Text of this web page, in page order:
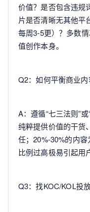
价值？是否包含违规
片是否清晰无其他平
每周3-5更）？多数
值创作本身。
Q2：如何平衡商业内
A：遵循“七三法则”
纯粹提供价值的干货
任；20%-30%的内
比例过高极易引起用
Q3：找KOC/KOL投